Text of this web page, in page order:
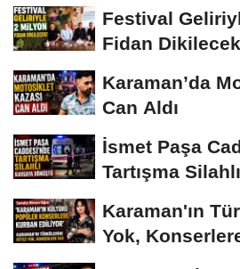
Festival
Fidan
Karaman’da
Can Aldı
İsmet Paşa
Tartışma
Karaman'ın
Yok,